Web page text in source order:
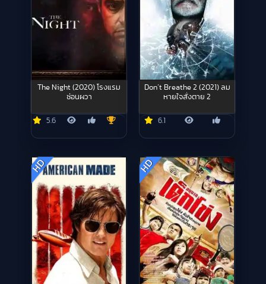
The Night (2020) โรงแรม
ซ่อนผวา
5.6
Don’t Breathe 2 (2021) ลม
หายใจสั่งตาย 2
6.1
HD HD